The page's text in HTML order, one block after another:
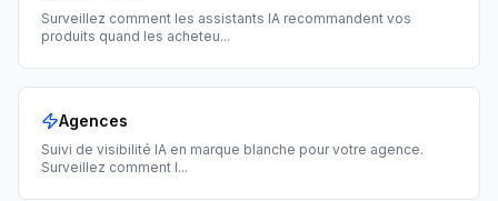
Surveillez comment les assistants IA recommandent vos
produits quand les acheteu...
Agences
Suivi de visibilité IA en marque blanche pour votre agence.
Surveillez comment l...